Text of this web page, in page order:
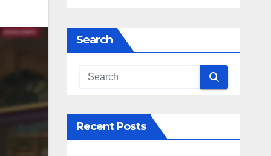
Search
Recent Posts